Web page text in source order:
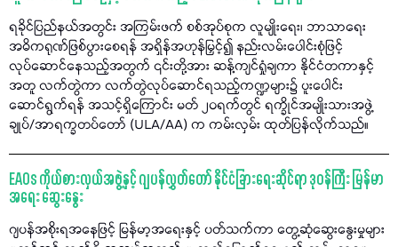
ရခိုင်ပြည်နယ်အတွင်း အကြမ်းဖက် စစ်အုပ်စုက လူမျိုးရေး၊ ဘာသာရေး
အဓိကရုဏ်ဖြစ်ပွားစေရန် အရှိန်အဟုန်မြှင့်၍ နည်းလမ်းပေါင်းစုံဖြင့်
လုပ်ဆောင်နေသည့်အတွက် ၎င်းတို့အား ဆန့်ကျင်ရှုံချကာ နိုင်ငံတကာနှင့်
အတူ လက်တွဲကာ လက်တွဲလုပ်ဆောင်ရသည့်ကဏ္ဍများ၌ ပူးပေါင်း
ဆောင်ရွက်ရန် အသင့်ရှိကြောင်း မတ် ၂၀ရက်တွင် ရက္ခိုင်အမျိုးသားအဖွဲ့
ချုပ်/အာရက္ခတပ်တော် (ULA/AA) က ကမ်းလှမ်း ထုတ်ပြန်လိုက်သည်။
EAOs ကိုယ်စားလှယ်အဖွဲ့နှင့် ဂျပန်လွှတ်တော် နိုင်ငံခြားရေးဆိုင်ရာ ဒုဝန်ကြီး မြန်မာ
အရေး ဆွေးနွေး
ဂျပန်အစိုးရအနေဖြင့် မြန်မာ့အရေးနှင့် ပတ်သက်ကာ တွေ့ဆုံဆွေးနွေးမှုများ